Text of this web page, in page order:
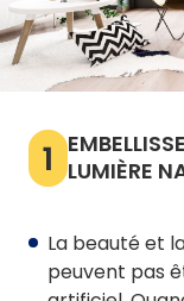
1 LUMIÈRE
La beauté et
peuvent pas